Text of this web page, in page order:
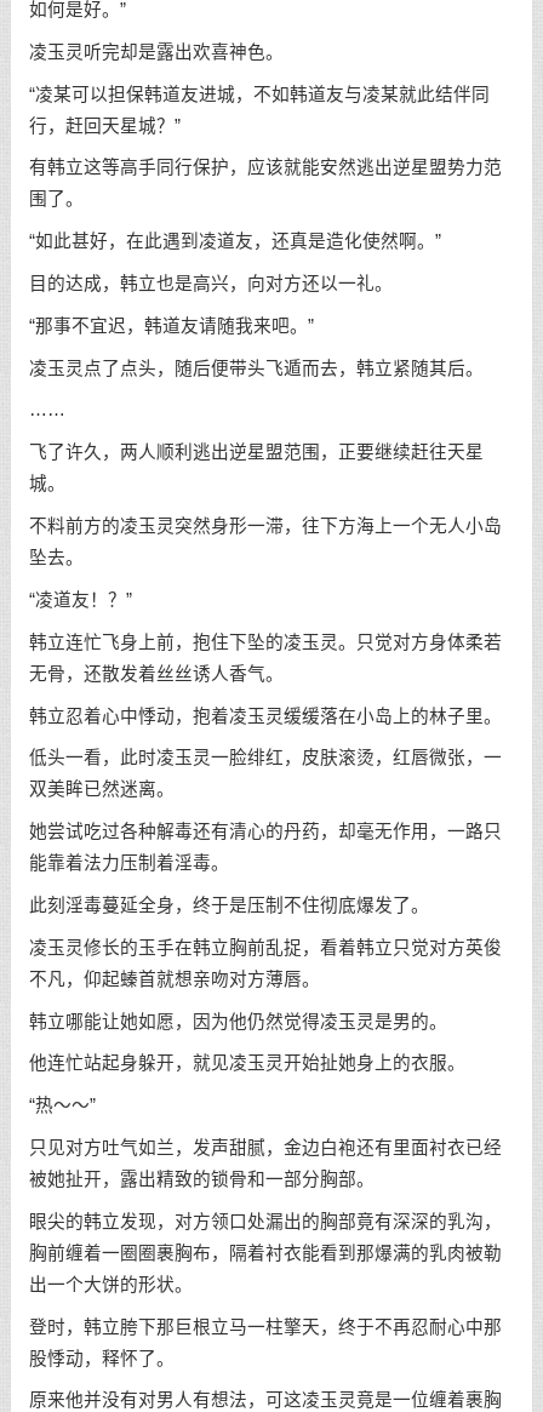
如何是好。”
凌玉灵听完却是露出欢喜神色。
“凌某可以担保韩道友进城，不如韩道友与凌某就此结伴同
行，赶回天星城？”
有韩立这等高手同行保护，应该就能安然逃出逆星盟势力范
围了。
“如此甚好，在此遇到凌道友，还真是造化使然啊。”
目的达成，韩立也是高兴，向对方还以一礼。
“那事不宜迟，韩道友请随我来吧。”
凌玉灵点了点头，随后便带头飞遁而去，韩立紧随其后。
……
飞了许久，两人顺利逃出逆星盟范围，正要继续赶往天星
城。
不料前方的凌玉灵突然身形一滞，往下方海上一个无人小岛
坠去。
“凌道友！？”
韩立连忙飞身上前，抱住下坠的凌玉灵。只觉对方身体柔若
无骨，还散发着丝丝诱人香气。
韩立忍着心中悸动，抱着凌玉灵缓缓落在小岛上的林子里。
低头一看，此时凌玉灵一脸绯红，皮肤滚烫，红唇微张，一
双美眸已然迷离。
她尝试吃过各种解毒还有清心的丹药，却毫无作用，一路只
能靠着法力压制着淫毒。
此刻淫毒蔓延全身，终于是压制不住彻底爆发了。
凌玉灵修长的玉手在韩立胸前乱捉，看着韩立只觉对方英俊
不凡，仰起螓首就想亲吻对方薄唇。
韩立哪能让她如愿，因为他仍然觉得凌玉灵是男的。
他连忙站起身躲开，就见凌玉灵开始扯她身上的衣服。
“热～～”
只见对方吐气如兰，发声甜腻，金边白袍还有里面衬衣已经
被她扯开，露出精致的锁骨和一部分胸部。
眼尖的韩立发现，对方领口处漏出的胸部竟有深深的乳沟，
胸前缠着一圈圈裹胸布，隔着衬衣能看到那爆满的乳肉被勒
出一个大饼的形状。
登时，韩立胯下那巨根立马一柱擎天，终于不再忍耐心中那
股悸动，释怀了。
原来他并没有对男人有想法，可这凌玉灵竟是一位缠着裹胸